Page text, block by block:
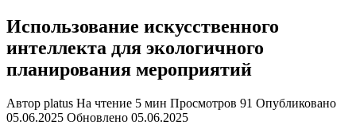
Использование искусственного
интеллекта для экологичного
планирования мероприятий
Автор platus На чтение 5 мин Просмотров 91 Опубликовано
05.06.2025 Обновлено 05.06.2025